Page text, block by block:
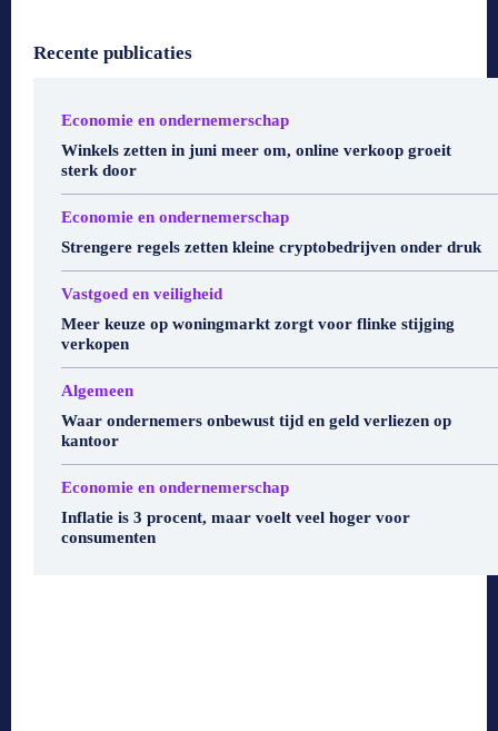
Recente publicaties
Economie en ondernemerschap
Winkels zetten in juni meer om, online verkoop groeit
sterk door
Economie en ondernemerschap
Strengere regels zetten kleine cryptobedrijven onder druk
Vastgoed en veiligheid
Meer keuze op woningmarkt zorgt voor flinke stijging
verkopen
Algemeen
Waar ondernemers onbewust tijd en geld verliezen op
kantoor
Economie en ondernemerschap
Inflatie is 3 procent, maar voelt veel hoger voor
consumenten